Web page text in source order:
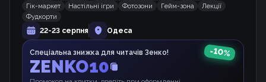
Дурнощі Тваринок
Вебкомікс
Ліквідатори
Гік-маркет
Настільні ігри Фотозони Гейм-зона
Лекції
Фудкорти
22-23 серпня
Одеса
Спеціальна знижка для читачів Зенко!
ZENKO10
-10%